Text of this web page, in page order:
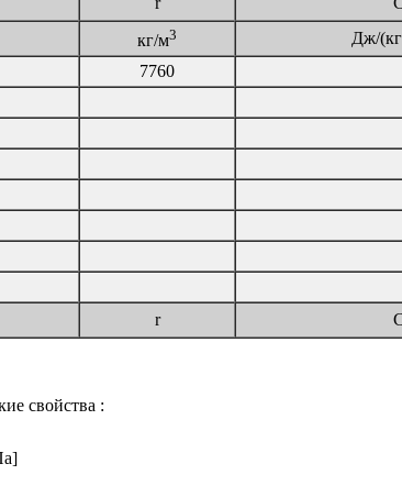
кг/м3 Дж/
7760
r
свойства :